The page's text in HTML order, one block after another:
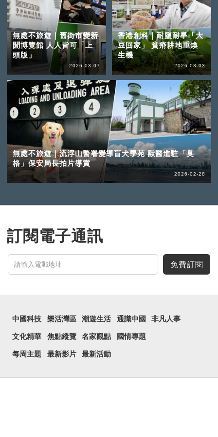
無處不旅遊｜舊街市變新
聞博覽館 人人皆可「上
頭版」
2026-03-07
香港創科｜耐鹽耐旱「大
豆回家」 貧瘠耕地重煥
生機
2026-03-03
無處不旅遊｜流浮山警署變導盲犬學苑 獸醫進駐「臭
格」保安局長拍片導賞
2026-02-28
訂閱電子通訊
免費訂閱
中國科技 樂活灣區 潮遊生活 通識中國 非凡人事
文化精華 焦點縱覽 名家觀點 國情專題
每周主題 最新影片 最新活動